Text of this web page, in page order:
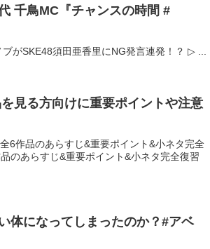
千鳥MC『チャンスの時間 #
がSKE48須田亜香里にNG発言連発！？ ▷ ...
見る方向けに重要ポイントや注意
6作品のあらすじ&重要ポイント&小ネタ完全
のあらすじ&重要ポイント&小ネタ完全復習
体になってしまったのか？#アベ